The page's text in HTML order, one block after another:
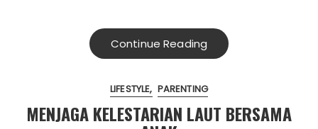
Continue Reading
LIFESTYLE PARENTING
MENJAGA KELESTARIAN LAUT BERSAMA